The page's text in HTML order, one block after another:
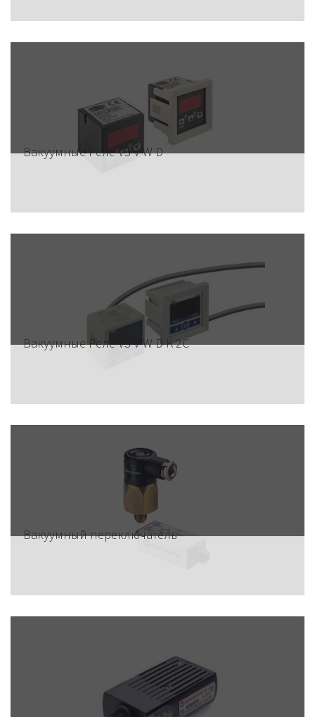
Вакуумные Реле VS V W D
Вакуумные Реле VS V W D K 2C
Вакуумный переключатель